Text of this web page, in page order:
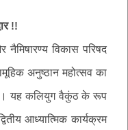
!!
विकास परिषद
अनुष्ठान महोत्सव का
हैं। यह कलियुग वैकुंठ के रूप
आध्यात्मिक कार्यक्रम